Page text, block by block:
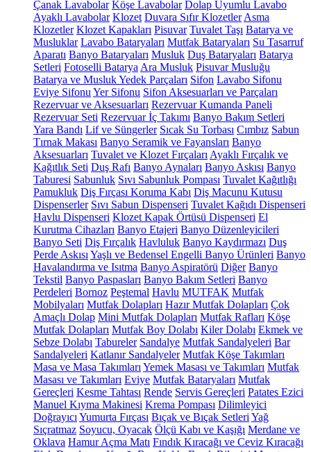
Çanak Lavabolar Köşe Lavabolar Dolap Uyumlu Lavabo
Ayaklı Lavabolar Klozet Duvara Sıfır Klozetler Asma
Klozetler Klozet Kapakları Pisuvar Tuvalet Taşı Batarya ve
Musluklar Lavabo Bataryaları Mutfak Bataryaları Su Tasarruf
Aparatı Banyo Bataryaları Musluk Duş Bataryaları Batarya
Setleri Fotoselli Batarya Ara Musluk Pisuvar Musluğu
Batarya ve Musluk Yedek Parçaları Sifon Lavabo Sifonu
Eviye Sifonu Yer Sifonu Sifon Aksesuarları ve Parçaları
Rezervuar ve Aksesuarları Rezervuar Kumanda Paneli
Rezervuar Seti Rezervuar İç Takımı Banyo Bakım Setleri
Yara Bandı Lif ve Süngerler Sıcak Su Torbası Cımbız Sabun
Tırnak Makası Banyo Seramik ve Fayansları Banyo
Aksesuarları Tuvalet ve Klozet Fırçaları Ayaklı Fırçalık ve
Kağıtlık Seti Duş Rafı Banyo Aynaları Banyo Askısı Banyo
Taburesi Sabunluk Sıvı Sabunluk Pompası Tuvalet Kağıtlığı
Pamukluk Diş Fırçası Koruma Kabı Diş Macunu Kutusu
Dispenserler Sıvı Sabun Dispenseri Tuvalet Kağıdı Dispenseri
Havlu Dispenseri Klozet Kapak Örtüsü Dispenseri El
Kurutma Cihazları Banyo Etajeri Banyo Düzenleyicileri
Banyo Seti Diş Fırçalık Havluluk Banyo Kaydırmazı Duş
Perde Askısı Yaşlı ve Bedensel Engelli Banyo Ürünleri Banyo
Havalandırma ve Isıtma Banyo Aspiratörü Diğer Banyo
Tekstil Banyo Paspasları Banyo Bakım Setleri Banyo
Perdeleri Bornoz Peştemal Havlu MUTFAK Mutfak
Mobilyaları Mutfak Dolapları Hazır Mutfak Dolapları Çok
Amaçlı Dolap Mini Mutfak Dolapları Mutfak Rafları Köşe
Mutfak Dolapları Mutfak Boy Dolabı Kiler Dolabı Ekmek ve
Sebze Dolabı Tabureler Sandalye Mutfak Sandalyeleri Bar
Sandalyeleri Katlanır Sandalyeler Mutfak Köşe Takımları
Masa ve Masa Takımları Yemek Masası ve Takımları Mutfak
Masası ve Takımları Eviye Mutfak Bataryaları Mutfak
Gereçleri Kesme Tahtası Rende Servis Gereçleri Patates Ezici
Manuel Kıyma Makinesi Krema Pompası Dilimleyici
Doğrayıcı Yumurta Fırçası Bıçak ve Bıçak Setleri Yağ
Sıçratmaz Soyucu, Oyacak Ölçü Kabı ve Kaşığı Merdane ve
Oklava Hamur Açma Matı Fındık Kıracağı ve Ceviz Kıracağı